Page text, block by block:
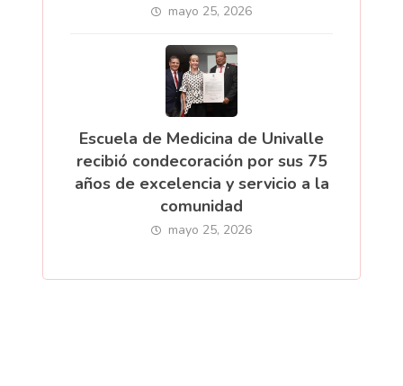
mayo 25, 2026
Escuela de Medicina de Univalle
recibió condecoración por sus 75
años de excelencia y servicio a la
comunidad
mayo 25, 2026